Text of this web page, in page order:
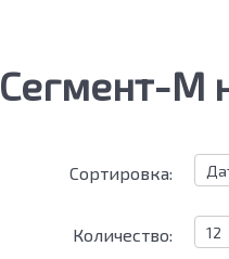
Сегмент-М
Сортировка:
Количество: